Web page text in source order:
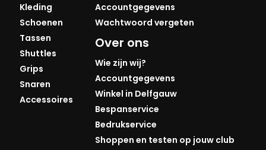
Kleding
Schoenen
Tassen
Shuttles
Grips
Snaren
Accessoires
Accountgegevens
Wachtwoord vergeten
Over ons
Wie zijn wij?
Accountgegevens
Winkel in Delfgauw
Bespanservice
Bedrukservice
Shoppen en testen op jouw club